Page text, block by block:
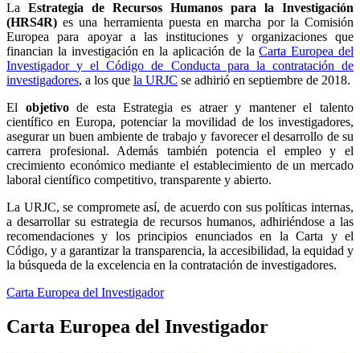
La Estrategia de Recursos Humanos para la Investigación
(HRS4R) es una herramienta puesta en marcha por la Comisión
Europea para apoyar a las instituciones y organizaciones que
financian la investigación en la aplicación de laCarta Europea del
Investigadory el Código de Conducta para la contratación de
investigadores, a los que la URJC se adhirió en septiembre de 2018.
El objetivode esta Estrategia es atraer y mantener el talento
científico en Europa, potenciar la movilidad de los investigadores,
asegurar un buen ambiente de trabajo y favorecer el desarrollo de su
carrera profesional. Además también potencia el empleo y el
crecimiento económico mediante el establecimiento de un mercado
laboral científico competitivo, transparente y abierto.
La URJC, se compromete así, de acuerdo con sus políticas internas,
a desarrollar su estrategia de recursos humanos, adhiriéndose a las
recomendaciones y los principios enunciados en la Carta y el
Código, y a garantizar la transparencia, la accesibilidad, la equidad y
la búsqueda de la excelencia en la contratación de investigadores.
Carta Europea del Investigador
Carta Europea del Investigador